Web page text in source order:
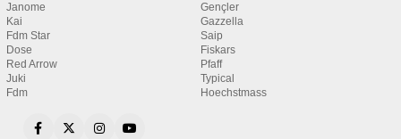
Janome
Kai
Fdm Star
Dose
Red Arrow
Juki
Fdm
Gençler
Gazzella
Saip
Fiskars
Pfaff
Typical
Hoechstmass